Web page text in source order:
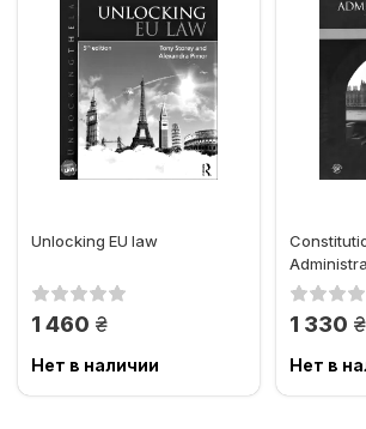
Unlocking EU law
1 460 грн.
Нет в наличии
1 330
Нет в